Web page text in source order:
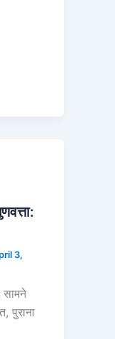
3,
सामने
पुराना